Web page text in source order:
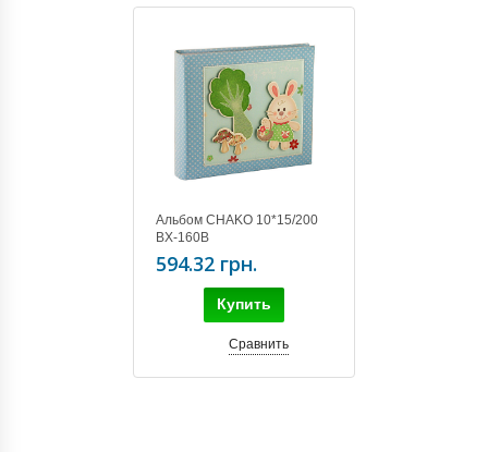
Альбом CHAKO 10*15/200
BX-160B
594.32 грн.
Купить
Сравнить